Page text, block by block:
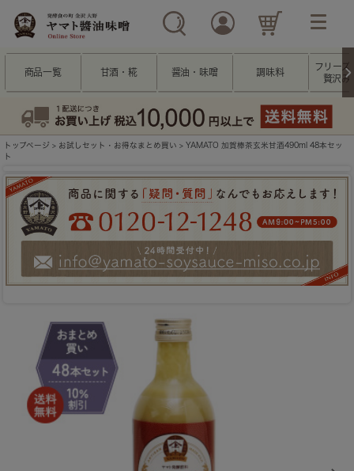
商品一覧 甘酒・糀 醤油・味噌 調味料
フリーズ
贅沢み
トップページ > お試しセット・お得なまとめ買い > YAMATO 加賀棒茶玄米甘酒490ml 48本セッ
ト